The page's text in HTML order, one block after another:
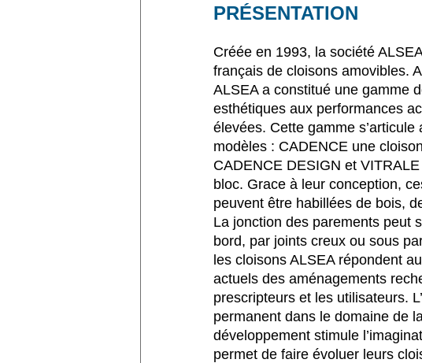
PRÉSENTATION
Créée en 1993, la société
français de cloisons amovibles.
ALSEA a constitué une gamme
esthétiques aux performances
élevées. Cette gamme s’articule
modèles : CADENCE une
CADENCE DESIGN et
bloc. Grace à leur conception,
peuvent être habillées de bois,
La jonction des parements peut
bord, par joints creux ou sous
les cloisons ALSEA répondent
actuels des aménagements
prescripteurs et les utilisateurs.
permanent dans le domaine de
développement stimule
permet de faire évoluer leurs